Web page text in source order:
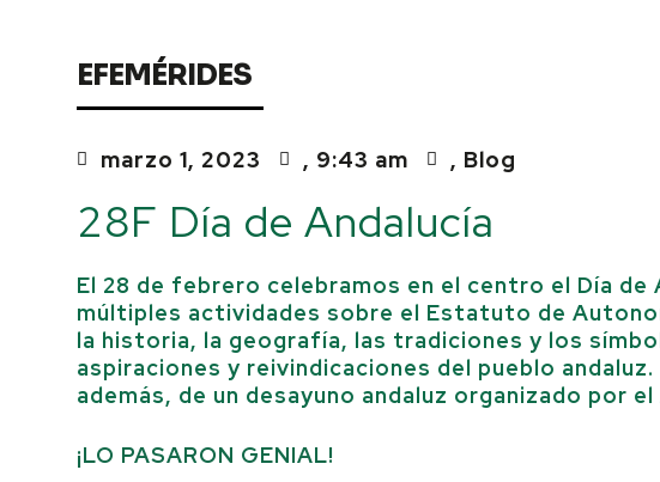
EFEMÉRIDES
marzo 1, 2023 , 9:43 am , Blog
28F Día de Andalucía
El 28 de febrero celebramos en el centro el Día de
múltiples actividades sobre el Estatuto de
la historia, la geografía, las tradiciones y los
aspiraciones y reivindicaciones del pueblo
además, de un desayuno andaluz organizado por el
¡LO PASARON GENIAL!